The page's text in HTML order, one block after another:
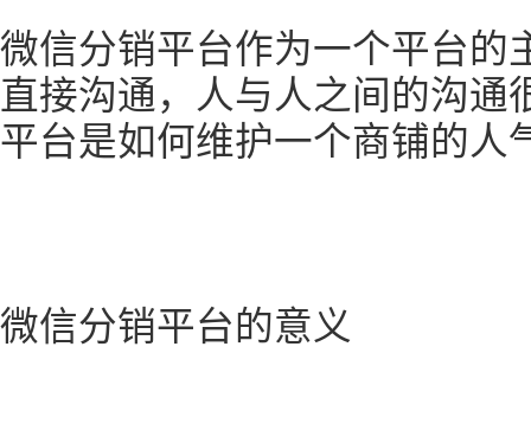
微信分销平台作为一个平台的
直接沟通，人与人之间的沟通
平台是如何维护一个商铺的人
微信分销平台的意义